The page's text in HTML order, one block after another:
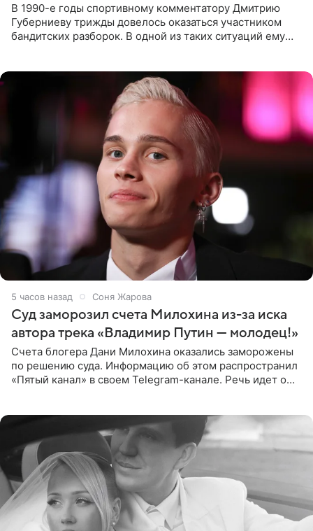
В 1990-е годы спортивному комментатору Дмитрию
Губерниеву трижды довелось оказаться участником
бандитских разборок. В одной из таких ситуаций ему
5 часов назад Соня Жарова
Суд заморозил счета Милохина из-за иска
автора трека «Владимир Путин — молодец!»
Счета блогера Дани Милохина оказались заморожены
по решению суда. Информацию об этом распространил
«Пятый канал» в своем Telegram-канале. Речь идет о